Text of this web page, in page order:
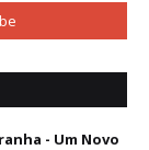
- Um Novo